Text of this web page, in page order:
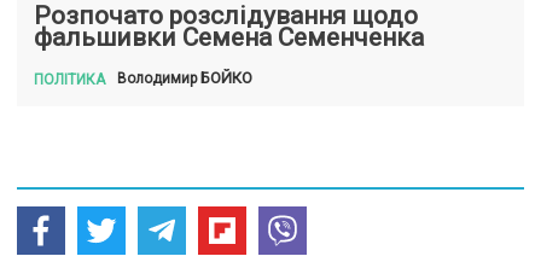
Розпочато розслідування щодо
фальшивки Семена Семенченка
ПОЛІТИКА ВолодимирБОЙКО